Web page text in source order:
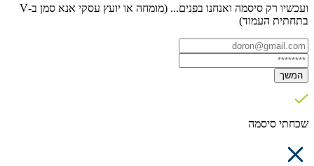
ועכשיו רק סיסמה ואנחנו בפנים... (מומחה או יועץ עסקי אנא סמן ב-V
בתחתית העמוד)
המשך
שכחתי סיסמה